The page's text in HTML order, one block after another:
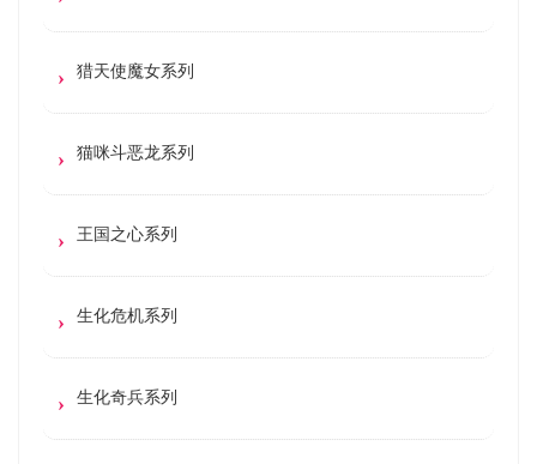
猎天使魔女系列
猫咪斗恶龙系列
王国之心系列
生化危机系列
生化奇兵系列